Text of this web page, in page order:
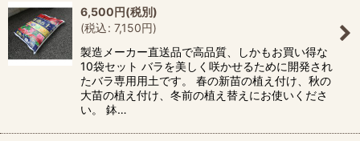
6,500円(税別)
(税込: 7,150円)
製造メーカー直送品で高品質、しかもお買い得な
10袋セット バラを美しく咲かせるために開発され
たバラ専用用土です。 春の新苗の植え付け、秋の
大苗の植え付け、冬前の植え替えにお使いくださ
い。 鉢…